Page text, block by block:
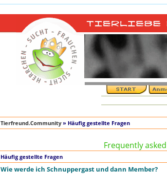
Tierfreund.Community » Häufig gestellte Fragen
Frequently
Häufig gestellte Fragen
Wie werde ich Schnuppergast und dann Member?